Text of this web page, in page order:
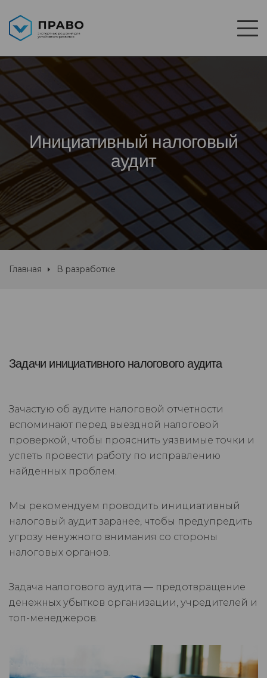
Инициативный налоговый
аудит
Главная В разработке
Задачи инициативного налогового аудита
Зачастую об аудите налоговой отчетности
вспоминают перед выездной налоговой
проверкой, чтобы прояснить уязвимые точки и
успеть провести работу по исправлению
найденных проблем.
Мы рекомендуем проводить инициативный
налоговый аудит заранее, чтобы предупредить
угрозу ненужного внимания со стороны
налоговых органов.
Задача налогового аудита — предотвращение
денежных убытков организации, учредителей и
топ-менеджеров.